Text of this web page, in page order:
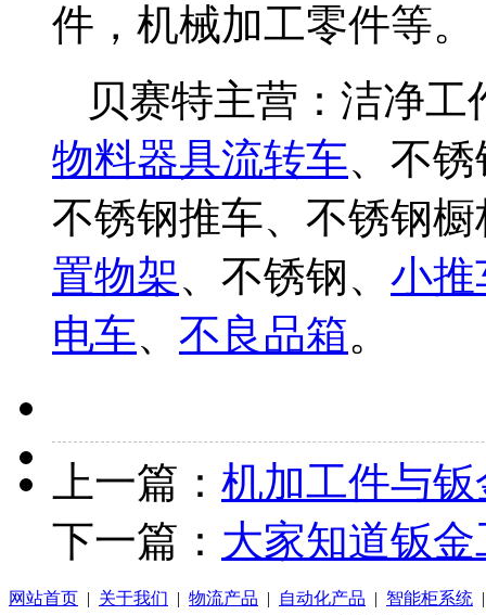
件，机械加工零件等。
贝赛特主营：洁净
物料器具流转车、不
不锈钢推车、不锈钢
置物架、不锈钢、 小推
电车、 不良品箱。
上一篇： 机加工件与
下一篇： 大家知道钣
网站首页 | 关于我们 | 物流产品 | 自动化产品 | 智能柜系统